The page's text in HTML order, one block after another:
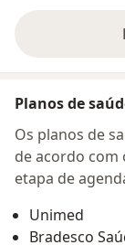
Planos de
Os planos de
de acordo com
etapa de
Unimed
Bradesco